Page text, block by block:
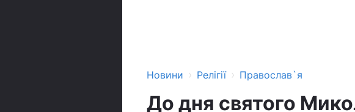
Новини › Релігії › Православ`я
До дня святого